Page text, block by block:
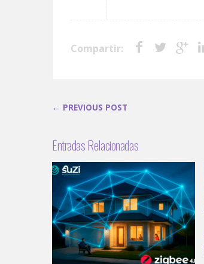
Compartir:
← PREVIOUS POST
Entradas Relacionadas